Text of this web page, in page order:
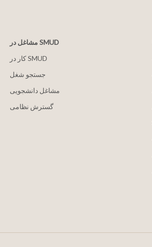
مشاغل در SMUD
کار در SMUD
جستجو شغل
مشاغل دانشجویی
گسترش نظامی